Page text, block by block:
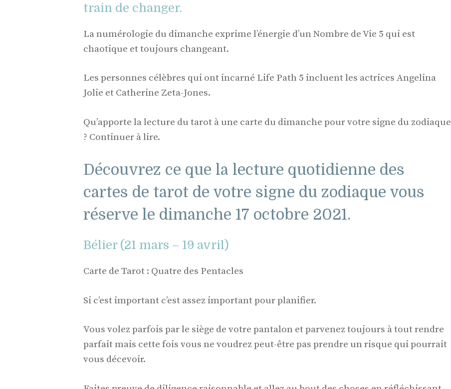
train de changer.
La numérologie du dimanche exprime l’énergie d’un Nombre de Vie 5 qui est
chaotique et toujours changeant.
Les personnes célèbres qui ont incarné Life Path 5 incluent les actrices Angelina
Jolie et Catherine Zeta-Jones.
Qu’apporte la lecture du tarot à une carte du dimanche pour votre signe du zodiaque
? Continuer à lire.
Découvrez ce que la lecture quotidienne des
cartes de tarot de votre signe du zodiaque vous
réserve le dimanche 17 octobre 2021.
Bélier (21 mars – 19 avril)
Carte de Tarot : Quatre des Pentacles
Si c’est important c’est assez important pour planifier.
Vous volez parfois par le siège de votre pantalon et parvenez toujours à tout rendre
parfait mais cette fois vous ne voudrez peut-être pas prendre un risque qui pourrait
vous décevoir.